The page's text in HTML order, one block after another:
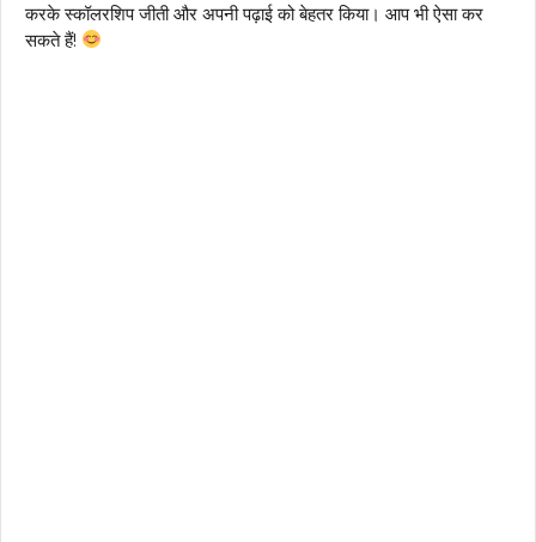
करके स्कॉलरशिप जीती और अपनी पढ़ाई को बेहतर किया। आप भी ऐसा कर
सकते हैं!